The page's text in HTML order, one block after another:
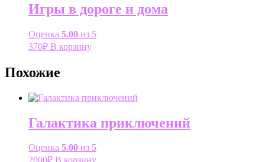
Игры в дороге и дома
Оценка 5.00 из 5
370₽ В корзину
Похожие
Галактика приключений
Оценка 5.00 из 5